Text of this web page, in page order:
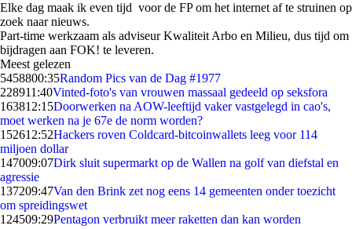
Elke dag maak ik even tijd voor de FP om het internet af te struinen op
zoek naar nieuws.
Part-time werkzaam als adviseur Kwaliteit Arbo en Milieu, dus tijd om
bijdragen aan FOK! te leveren.
Meest gelezen
5458800:35Random Pics van de Dag #1977
228911:40Vinted-foto's van vrouwen massaal gedeeld op seksfora
163812:15Doorwerken na AOW-leeftijd vaker vastgelegd in cao's,
moet werken na je 67e de norm worden?
152612:52Hackers roven Coldcard-bitcoinwallets leeg voor 114
miljoen dollar
147009:07Dirk sluit supermarkt op de Wallen na golf van diefstal en
agressie
137209:47Van den Brink zet nog eens 14 gemeenten onder toezicht
om spreidingswet
124509:29Pentagon verbruikt meer raketten dan kan worden